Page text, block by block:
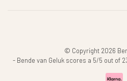
© Copyright 2026
- Bende van Geluk scores a 5/5 out of